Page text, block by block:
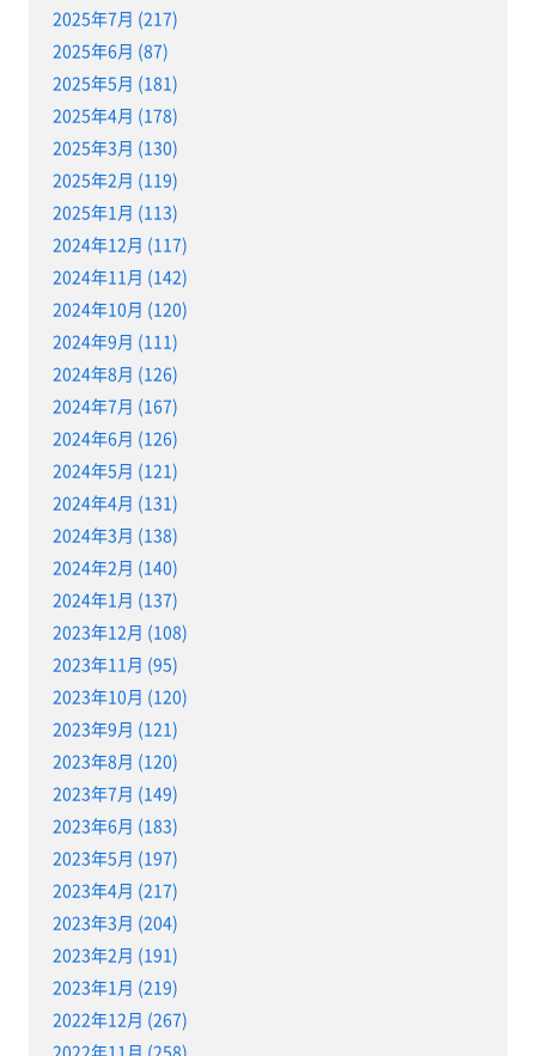
2025年7月 (217)
2025年6月 (87)
2025年5月 (181)
2025年4月 (178)
2025年3月 (130)
2025年2月 (119)
2025年1月 (113)
2024年12月 (117)
2024年11月 (142)
2024年10月 (120)
2024年9月 (111)
2024年8月 (126)
2024年7月 (167)
2024年6月 (126)
2024年5月 (121)
2024年4月 (131)
2024年3月 (138)
2024年2月 (140)
2024年1月 (137)
2023年12月 (108)
2023年11月 (95)
2023年10月 (120)
2023年9月 (121)
2023年8月 (120)
2023年7月 (149)
2023年6月 (183)
2023年5月 (197)
2023年4月 (217)
2023年3月 (204)
2023年2月 (191)
2023年1月 (219)
2022年12月 (267)